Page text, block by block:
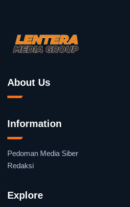
About Us
Information
Pedoman Media Siber
Redaksi
Explore